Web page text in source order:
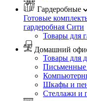
Гардеробные
Готовые
гардеробная Сити
Товары для
Домашний
Товары для
Письменные
Шкафы и
Стеллажи и